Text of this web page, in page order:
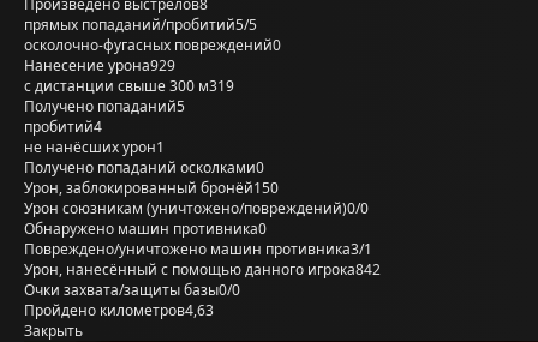
Произведено выстрелов8
прямых попаданий/пробитий5/5
осколочно-фугасных повреждений0
Нанесение урона929
с дистанции свыше 300 м319
Получено попаданий5
пробитий4
не нанёсших урон1
Получено попаданий осколками0
Урон, заблокированный бронёй150
Урон союзникам (уничтожено/повреждений)0/0
Обнаружено машин противника0
Повреждено/уничтожено машин противника3/1
Урон, нанесённый с помощью данного игрока842
Очки захвата/защиты базы0/0
Пройдено километров4,63
Закрыть